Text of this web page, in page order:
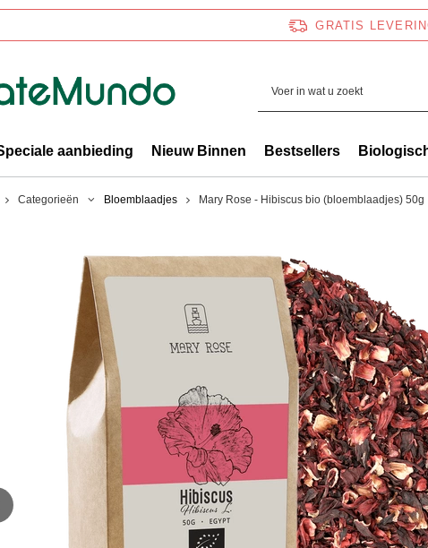
GRATIS
aanbieding Nieuw Binnen Bestsellers
Categorieën Bloemblaadjes Mary Rose - Hibiscus bio (bloemblaadjes) 50g